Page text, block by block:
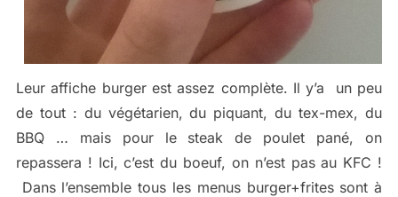
Leur affiche burger est assez complète. Il y’a un peu
de tout : du végétarien, du piquant, du tex-mex, du
BBQ … mais pour le steak de poulet pané, on
repassera ! Ici, c’est du boeuf, on n’est pas au KFC !
Dans l’ensemble tous les menus burger+frites sont à